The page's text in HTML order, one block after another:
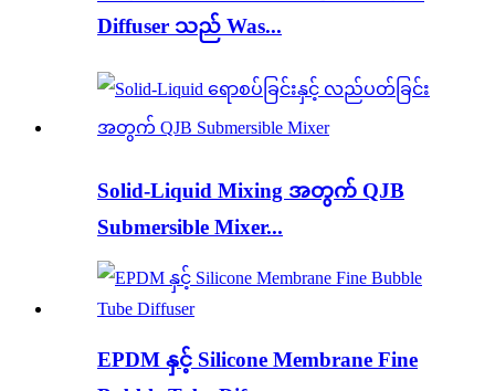
Diffuser သည် Was...
Solid-Liquid Mixing အတွက် QJB
Submersible Mixer...
EPDM နှင့် Silicone Membrane Fine